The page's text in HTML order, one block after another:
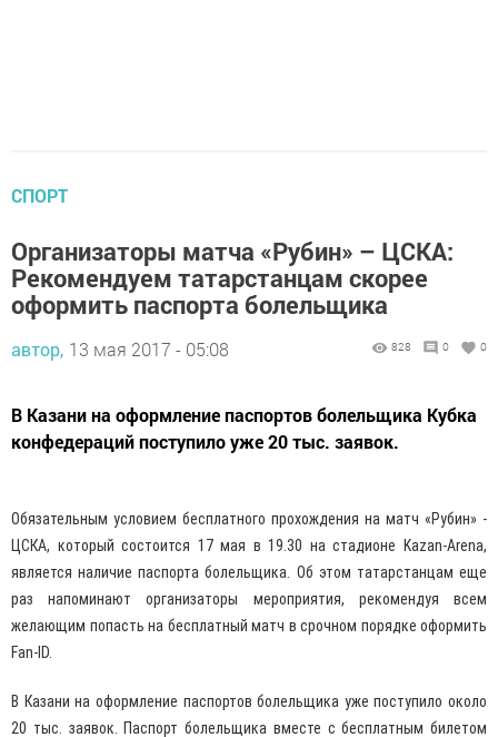
СПОРТ
Организаторы матча «Рубин» – ЦСКА:
Рекомендуем татарстанцам скорее
оформить паспорта болельщика
автор, 13 мая 2017 - 05:08 828 0 0
В Казани на оформление паспортов болельщика Кубка
конфедераций поступило уже 20 тыс. заявок.
Обязательным условием бесплатного прохождения на матч «Рубин» -
ЦСКА, который состоится 17 мая в 19.30 на стадионе Kazan-Arena,
является наличие паспорта болельщика. Об этом татарстанцам еще
раз напоминают организаторы мероприятия, рекомендуя всем
желающим попасть на бесплатный матч в срочном порядке оформить
Fan-ID.
В Казани на оформление паспортов болельщика уже поступило около
20 тыс. заявок. Паспорт болельщика вместе с бесплатным билетом